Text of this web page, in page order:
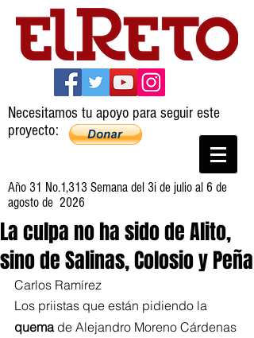
Necesitamos tu apoyo para seguir este
proyecto:
Año 31 No.1,313 Semana del 3i de julio al 6 de
agosto de 2026
La culpa no ha sido de Alito,
sino de Salinas, Colosio y Peña
Carlos Ramírez
Los priistas que están pidiendo la
quema de Alejandro Moreno Cárdenas